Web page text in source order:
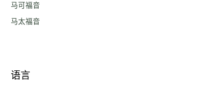
马可福音
马太福音
语言